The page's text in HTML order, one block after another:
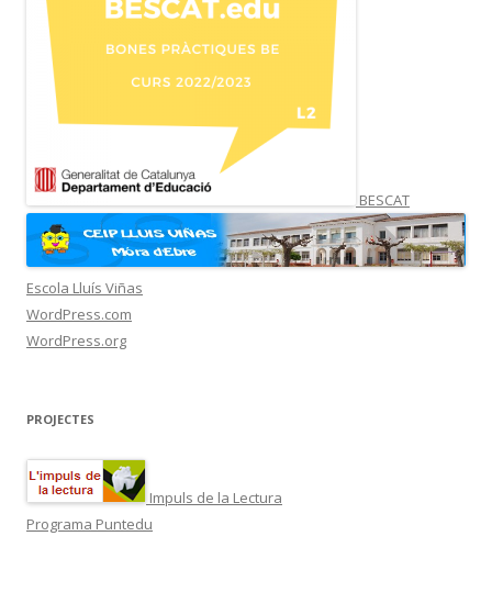
BESCAT
Escola Lluís Viñas
WordPress.com
WordPress.org
PROJECTES
Impuls de la Lectura
Programa Puntedu